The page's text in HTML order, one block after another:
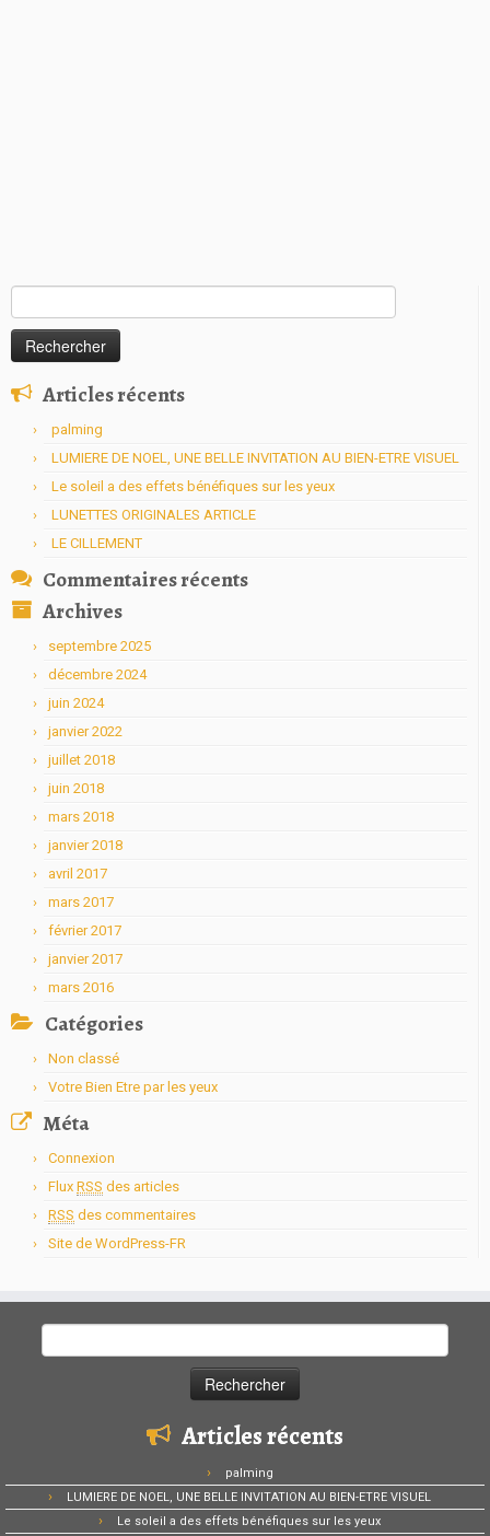
Articles récents
palming
LUMIERE DE NOEL, UNE BELLE INVITATION AU BIEN-ETRE VISUEL
Le soleil a des effets bénéfiques sur les yeux
LUNETTES ORIGINALES ARTICLE
LE CILLEMENT
Commentaires récents
Archives
septembre 2025
décembre 2024
juin 2024
janvier 2022
juillet 2018
juin 2018
mars 2018
janvier 2018
avril 2017
mars 2017
février 2017
janvier 2017
mars 2016
Catégories
Non classé
Votre Bien Etre par les yeux
Méta
Connexion
Flux RSS des articles
RSS des commentaires
Site de WordPress-FR
Articles récents
palming
LUMIERE DE NOEL, UNE BELLE INVITATION AU BIEN-ETRE VISUEL
Le soleil a des effets bénéfiques sur les yeux